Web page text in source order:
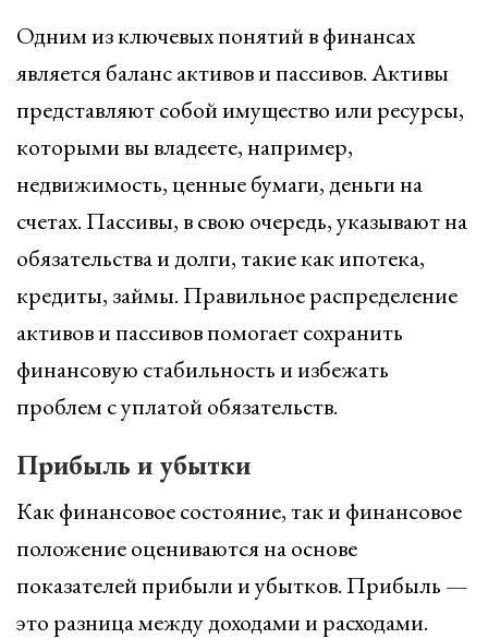
Одним из ключевых понятий в финансах
является баланс активов и пассивов. Активы
представляют собой имущество или ресурсы,
которыми вы владеете, например,
недвижимость, ценные бумаги, деньги на
счетах. Пассивы, в свою очередь, указывают на
обязательства и долги, такие как ипотека,
кредиты, займы. Правильное распределение
активов и пассивов помогает сохранить
финансовую стабильность и избежать
проблем с уплатой обязательств.
Прибыль и убытки
Как финансовое состояние, так и финансовое
положение оцениваются на основе
показателей прибыли и убытков. Прибыль —
это разница между доходами и расходами.